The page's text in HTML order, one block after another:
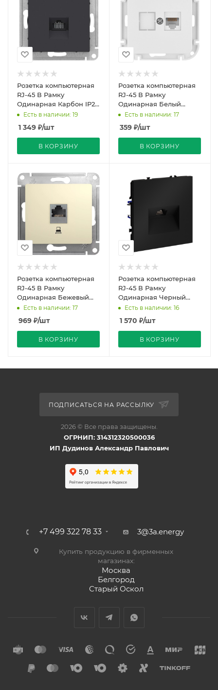
Розетка компьютерная
RJ-45 В Рамку
Одинарная Карбон IP20
ATLASDESIGN Schneider
Есть в наличии: 19
1 349 ₽/шт
В КОРЗИНУ
Розетка компьютерная
RJ-45 В Рамку
Одинарная Белый
глянцевый IP20 Кат.5Е
Есть в наличии: 17
359 ₽/шт
В КОРЗИНУ
Розетка компьютерная
RJ-45 В Рамку
Одинарная Бежевый
IP20 GLOSSA Schneider
Electric
Есть в наличии: 17
969 ₽/шт
В КОРЗИНУ
Розетка компьютерная
RJ-45 В Рамку
Одинарная Черный
Матовый IP30 VOLTUM
Есть в наличии: 16
1 570 ₽/шт
В КОРЗИНУ
ПОДПИСАТЬСЯ НА РАССЫЛКУ
2026 © Все права защищены.
ОГРНИП: 314312320500036
ИП Дудинов Александр Павлович
+7 499 322 78 33 3@3a.energy
Купить продукцию в фирменных
магазинах:
Москва
Белгород
Старый Оскол